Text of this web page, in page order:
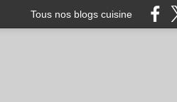
Tous nos blogs cuisine